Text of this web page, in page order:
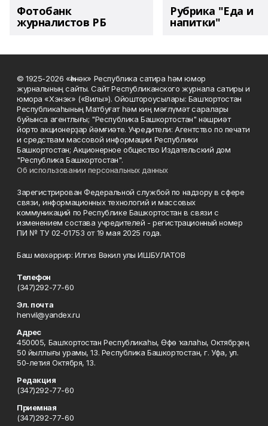
Фотобанк
журналистов РБ
Рубрика "Еда и
напитки"
© 1925-2026 «Һәнәк» Республика сатира һәм юмор
журналының сайты. Сайт Республиканского журнала сатиры и
юмора «Хэнэк» («Вилы»). Ойоштороусылары: Башҡортостан
Республикаһының Матбуғат һәм киң мәғлүмәт саралары
буйынса агентлығы; "Республика Башкортостан" нәшриәт
йорто акционерҙар йәмғиәте. Учредители: Агентство по печати
и средствам массовой информации Республики
Башкортостан; Акционерное общество Издательский дом
"Республика Башкортостан".
Об использовании персональных данных
Зарегистрирован Федеральной службой по надзору в сфере
связи, информационных технологий и массовых
коммуникаций по Республике Башкортостан в связи с
изменением состава учредителей - регистрационный номер
ПИ № ТУ 02-01753 от 19 мая 2025 года.
Баш мөхәррир: Илгиз Вәкил улы ИШБУЛАТОВ
Телефон
(347)292-77-60
Эл. почта
henvil@yandex.ru
Адрес
450005, Башҡортостан Республикаһы, Өфө ҡалаһы, Октябрҙең
50 йыллығы урамы, 13. Республика Башкортостан, г. Уфа, ул.
50-летия Октября, 13.
Редакция
(347)292-77-60
Приемная
(347)292-77-60